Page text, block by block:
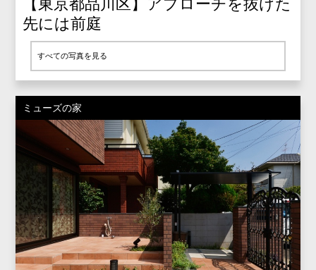
【東京都品川区】アプローチを抜けた
先には前庭
すべての写真を見る
ミューズの家